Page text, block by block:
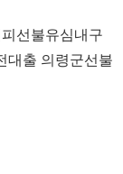
선불유심내구
대출 의령군선불